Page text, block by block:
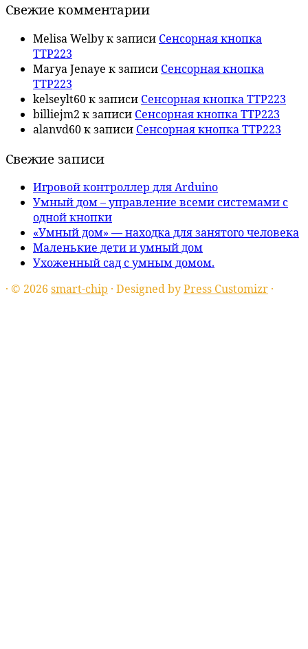
Свежие комментарии
Melisa Welbyк записи Сенсорная кнопка
TTP223
Marya Jenaye к записи Сенсорная кнопка
TTP223
kelseylt60к записи Сенсорная кнопка TTP223
billiejm2 к записи Сенсорная кнопка TTP223
alanvd60к записи Сенсорная кнопка TTP223
Свежие записи
Игровой контроллер для Arduino
Умный дом – управление всеми системами с
одной кнопки
«Умный дом» — находка для занятого человека
Маленькие дети и умный дом
Ухоженный сад с умным домом.
· © 2026 smart-chip · Designed byPress Customizr ·